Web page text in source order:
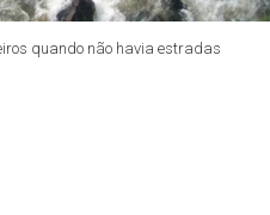
quando não havia estradas